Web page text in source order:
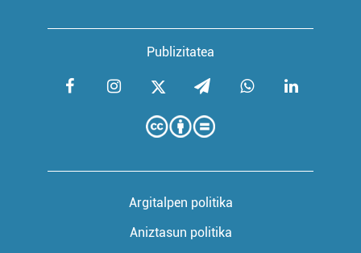
Publizitatea
Argitalpen politika
Aniztasun politika